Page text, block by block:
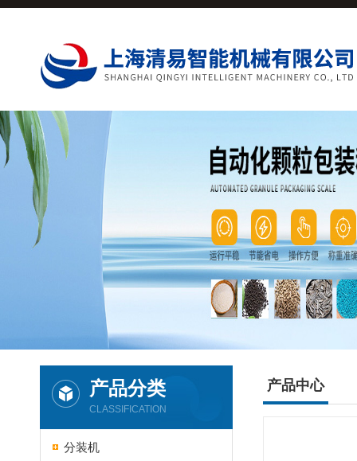
产品分类
CLASSIFICATION
分装机
产品中心